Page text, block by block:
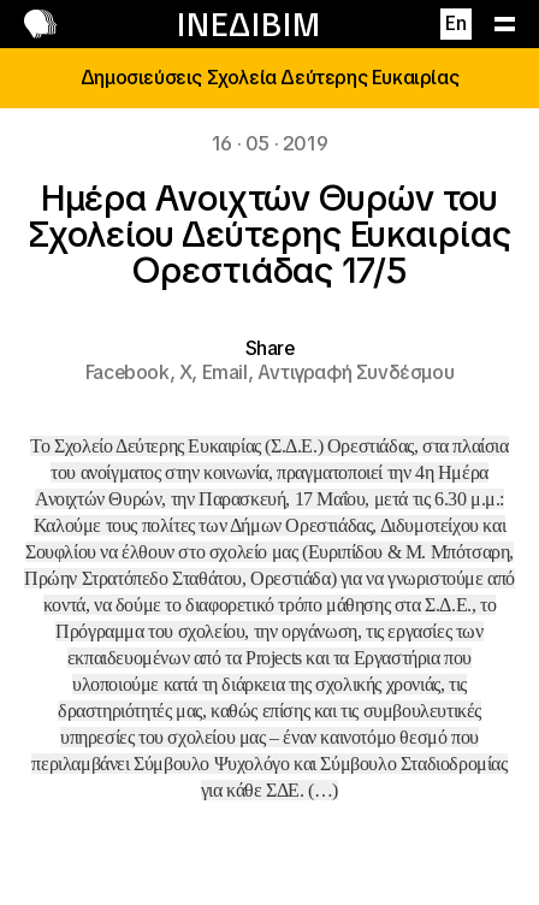
ΙΝΕΔΙΒΙΜ En
Επικοινωνία
Δημοσιεύσεις Σχολεία Δεύτερης Ευκαιρίας
16 · 05 · 2019
Ημέρα Ανοιχτών Θυρών του
Σχολείου Δεύτερης Ευκαιρίας
Ορεστιάδας 17/5
Share
Facebook,X, Email,Αντιγραφή Συνδέσμου
Το Σχολείο Δεύτερης Ευκαιρίας (Σ.Δ.Ε.) Ορεστιάδας, στα πλαίσια
του ανοίγματος στην κοινωνία, πραγματοποιεί την 4η Ημέρα
Ανοιχτών Θυρών, την Παρασκευή, 17 Μαΐου, μετά τις 6.30 μ.μ.:
Καλούμε τους πολίτες των Δήμων Ορεστιάδας, Διδυμοτείχου και
Σουφλίου να έλθουν στο σχολείο μας (Ευριπίδου & Μ. Μπότσαρη,
Πρώην Στρατόπεδο Σταθάτου, Ορεστιάδα) για να γνωριστούμε από
κοντά, να δούμε το διαφορετικό τρόπο μάθησης στα Σ.Δ.Ε., το
Πρόγραμμα του σχολείου, την οργάνωση, τις εργασίες των
εκπαιδευομένων από τα Projects και τα Εργαστήρια που
υλοποιούμε κατά τη διάρκεια της σχολικής χρονιάς, τις
δραστηριότητές μας, καθώς επίσης και τις συμβουλευτικές
υπηρεσίες του σχολείου μας – έναν καινοτόμο θεσμό που
περιλαμβάνει Σύμβουλο Ψυχολόγο και Σύμβουλο Σταδιοδρομίας
για κάθε ΣΔΕ. (…)